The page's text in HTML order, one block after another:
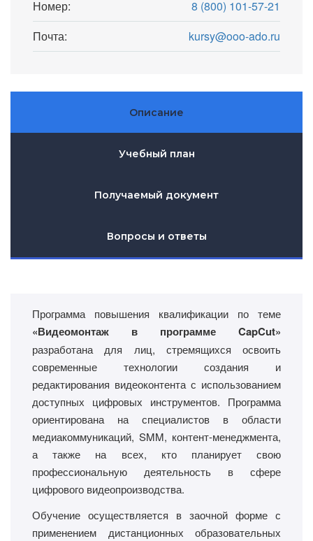
Номер:
8 (800) 101-57-21
Почта:
kursy@ooo-ado.ru
Описание
Учебный план
Получаемый документ
Вопросы и ответы
Программа повышения квалификации по теме
«Видеомонтаж в программе CapCut»
разработана для лиц, стремящихся освоить
современные технологии создания и
редактирования видеоконтента с использованием
доступных цифровых инструментов. Программа
ориентирована на специалистов в области
медиакоммуникаций, SMM, контент-менеджмента,
а также на всех, кто планирует свою
профессиональную деятельность в сфере
цифрового видеопроизводства.
Обучение осуществляется в заочной форме с
применением дистанционных образовательных